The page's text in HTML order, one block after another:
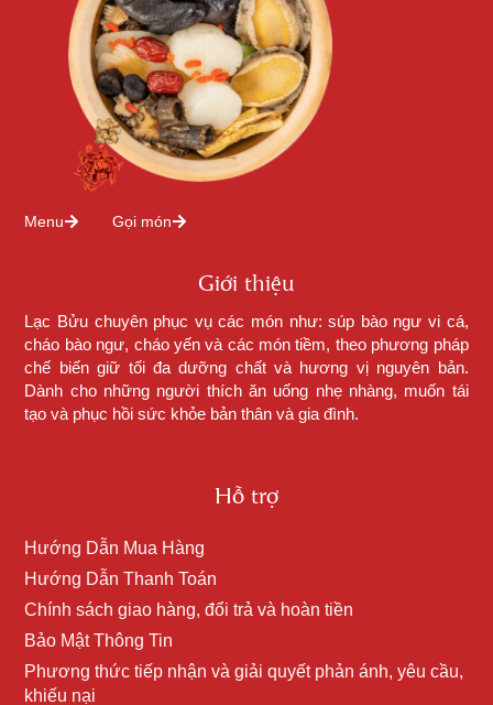
Menu Gọi món
Giới thiệu
Lạc Bửu chuyên phục vụ các món như: súp bào ngư vi cá,
cháo bào ngư, cháo yến và các món tiềm, theo phương pháp
chế biến giữ tối đa dưỡng chất và hương vị nguyên bản.
Dành cho những người thích ăn uống nhẹ nhàng, muốn tái
tạo và phục hồi sức khỏe bản thân và gia đình.
Hỗ trợ
Hướng Dẫn Mua Hàng
Hướng Dẫn Thanh Toán
Chính sách giao hàng, đổi trả và hoàn tiền
Bảo Mật Thông Tin
Phương thức tiếp nhận và giải quyết phản ánh, yêu cầu,
khiếu nại